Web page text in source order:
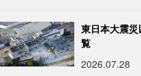
東日本大震
覧
2026.07.28